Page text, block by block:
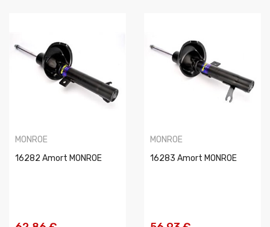
MONROE
16282 Amort MONROE
MONROE
16283 Amort MONROE